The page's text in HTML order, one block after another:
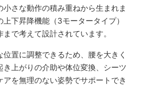
さな動作の積み重ねから生まれま
下昇降機能（3モータータイプ）
で考えて設計されています。
置に調整できるため、腰を大きく
き上がりの介助や体位変換、シーツ
を無理のない姿勢でサポートでき